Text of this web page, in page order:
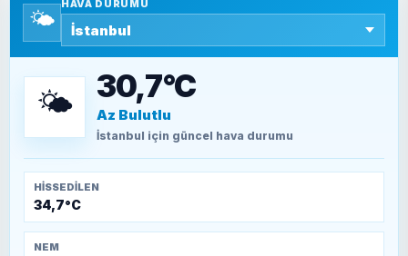
SEYFULLAH ÇİÇEK
TEOMAN ALPASLAN
Kütahya-Eskişehir Muharebeleri (10-24
🌤️
HAVA DURUMU
🌤️ 30,7°C
Az Bulutlu
İstanbul için güncel hava durumu
HISSEDILEN
34,7°C
NEM